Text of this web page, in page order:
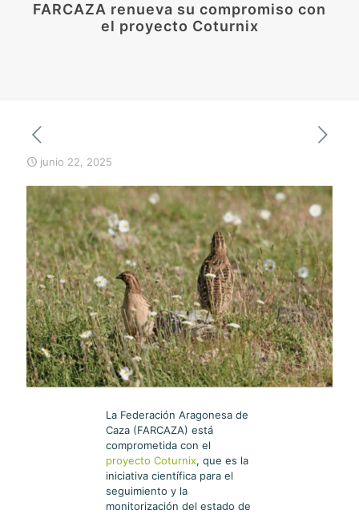
FARCAZA renueva su compromiso con
el proyecto Coturnix
junio 22, 2025
La Federación Aragonesa de
Caza (FARCAZA) está
comprometida con el
proyecto Coturnix, que es la
iniciativa científica para el
seguimiento y la
monitorización del estado de